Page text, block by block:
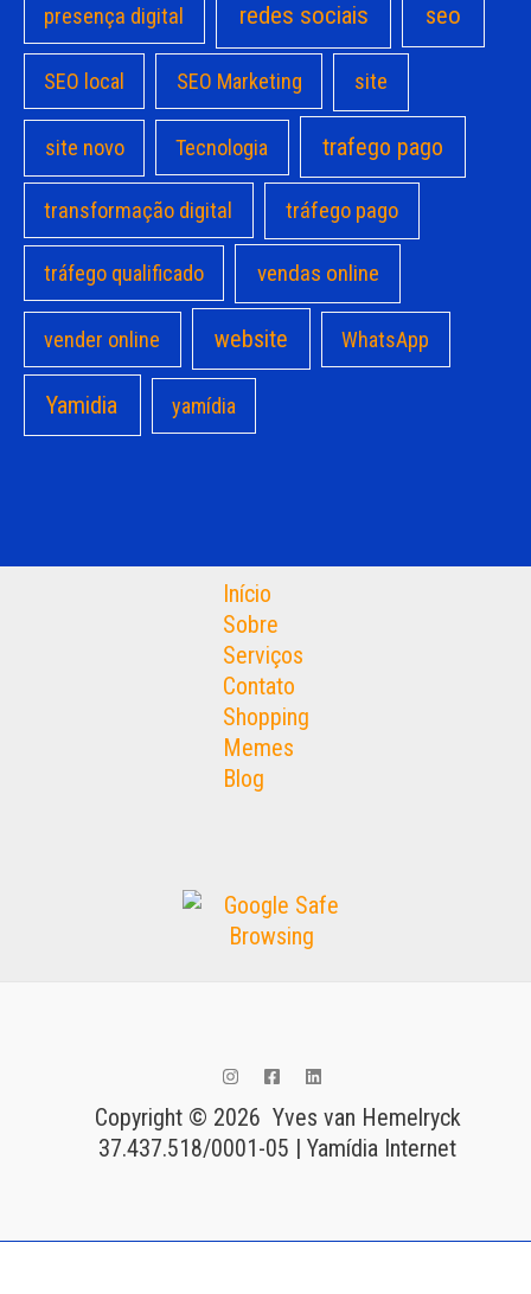
presença digital redes sociais seo
SEO local SEO Marketing site
site novo Tecnologia trafego pago
transformação digital tráfego pago
tráfego qualificado vendas online
vender online website WhatsApp
Yamidia yamídia
Início
Sobre
Serviços
Contato
Shopping
Memes
Blog
Copyright © 2026 Yves van Hemelryck
37.437.518/0001-05 | Yamídia Internet